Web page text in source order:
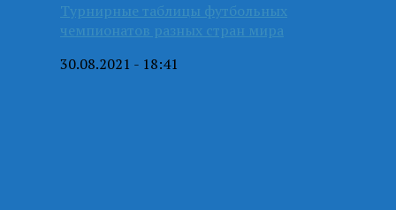
Турнирные таблицы футбольных
чемпионатов разных стран мира
30.08.2021 - 18:41